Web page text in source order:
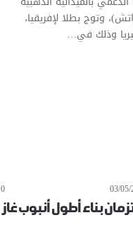
وتوج بطلا لإفريقيا،
وذلك في…
03/
0
بناء أطول أنبوب غاز